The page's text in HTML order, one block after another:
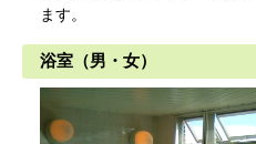
ます。
浴室（男・女）